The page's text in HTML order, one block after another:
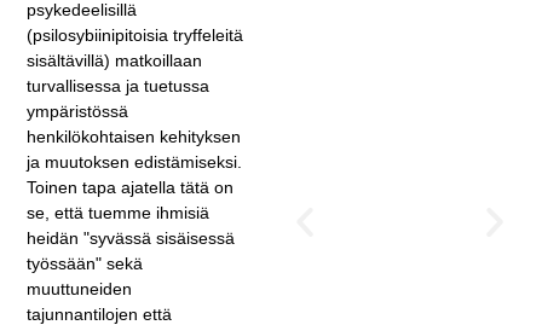
psykedeelisillä
(psilosybiinipitoisia tryffeleitä
sisältävillä) matkoillaan
turvallisessa ja tuetussa
ympäristössä
henkilökohtaisen kehityksen
ja muutoksen edistämiseksi.
Toinen tapa ajatella tätä on
se, että tuemme ihmisiä
heidän "syvässä sisäisessä
työssään" sekä
muuttuneiden
tajunnantilojen että